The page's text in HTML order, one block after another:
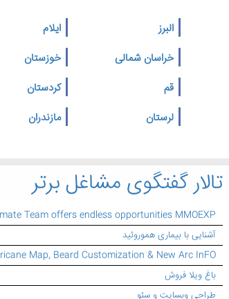
البرز ایلام
خراسان شمالی خوزستان
قم کردستان
لرستان مازندران
تالار گفتگوی مشاغل برتر
Team offers endless opportunities MMOEXP
آشنایی با بیماری هموروئید
Map, Beard Customization & New Arc InFO
باغ ویلا فروش
طراحی وبسایت و سئو